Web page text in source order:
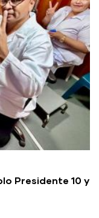
Presidente 10 y